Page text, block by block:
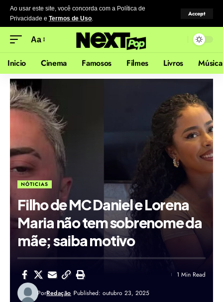
Ao usar este site, você concorda com a Política de
Privacidade e Termos de Uso.
Accept
Aa
Inicio Cinema Famosos Filmes Livros Música
NÓTICIAS
Filho de MC Daniel e Lorena
Maria não tem sobrenome da
mãe; saiba motivo
PorRedação Published: outubro 23, 2025
1 Min Read